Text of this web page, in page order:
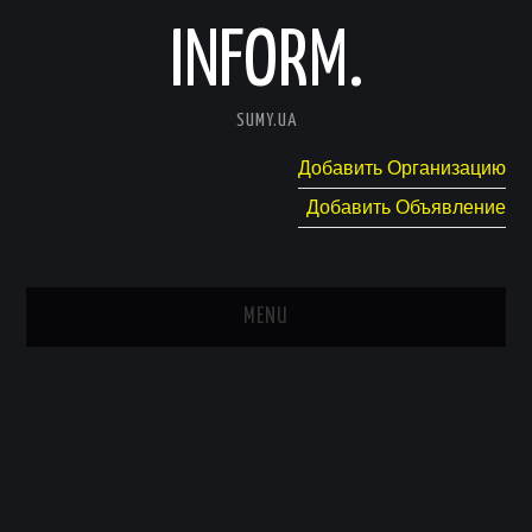
INFORM.
SUMY.UA
Добавить Организацию
Добавить Объявление
MENU